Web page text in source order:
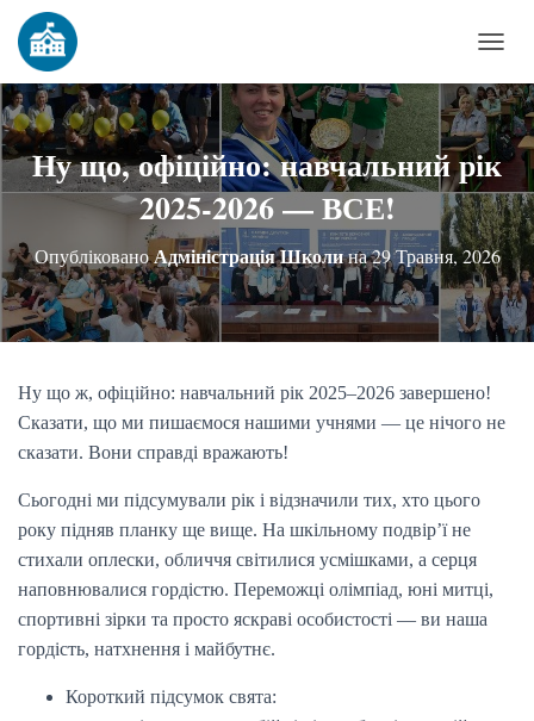
Е
Р
М
К
Н
У
Т
И
І
Ну що, офіційно: навчальний рік
2025-2026 — ВСЕ!
ОпублікованоАдміністрація Школина29 Травня, 2026
Ну що ж, офіційно: навчальний рік 2025–2026 завершено!
Сказати, що ми пишаємося нашими учнями — це нічого не
сказати. Вони справді вражають!
Сьогодні ми підсумували рік і відзначили тих, хто цього
року підняв планку ще вище. На шкільному подвір’ї не
стихали оплески, обличчя світилися усмішками, а серця
наповнювалися гордістю. Переможці олімпіад, юні митці,
спортивні зірки та просто яскраві особистості — ви наша
гордість, натхнення і майбутнє.
Короткий підсумок свята: